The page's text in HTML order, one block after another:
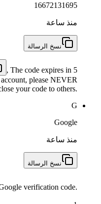
16672131695
منذ ساعة
نسخ الرسالة
, The code expires in 5
please NEVER
your code to others.
G
Google
منذ ساعة
نسخ الرسالة
verification code.